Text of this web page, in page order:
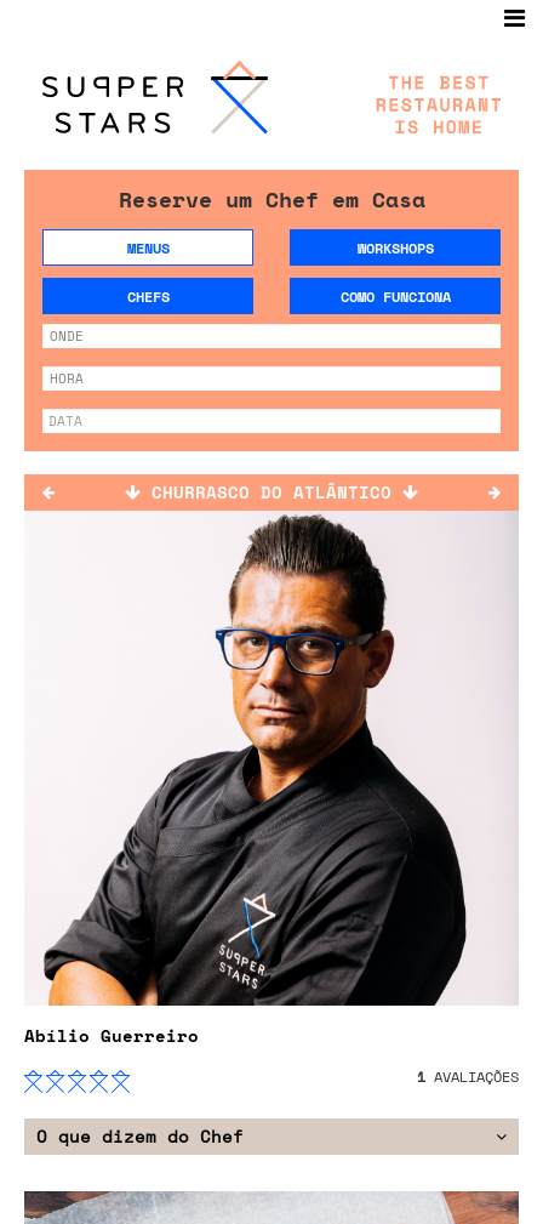
Reserve um Chef em Casa
MENUS WORKSHOPS
CHEFS COMO FUNCIONA
CHURRASCO DO ATLÂNTICO
Abílio Guerreiro
1 AVALIAÇÕES
O que dizem do Chef